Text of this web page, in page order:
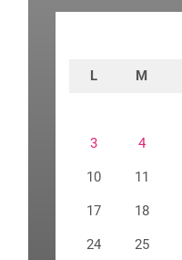
L M
3 4
10 11
17 18
24 25